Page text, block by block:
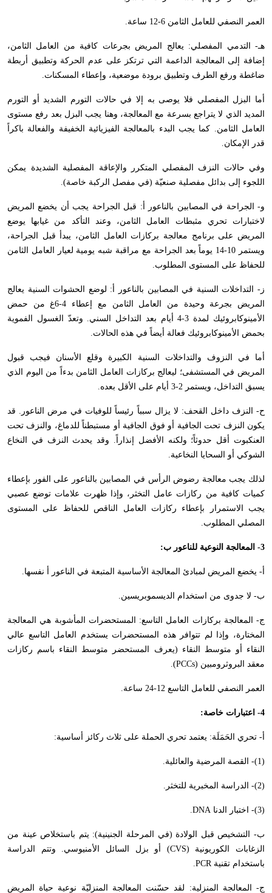
العمر النصفي للعامل الثامن 6-12 ساعة.
هـ- التدمي المفصلي: يعالج المريض بجرعات كافية من العامل الثامن،
إضافة إلى المعالجة الداعمة التي ترتكز على عدم الحركة وتطبيق أربطة
ضاغطة ورفع الطرف وتطبيق برودة موضعية، وإعطاء المسكنات.
أما البزل المفصلي فلا يوصى به إلا في حالات التورم الشديد أو التورم
المديد الذي لا يتراجع بسرعة مع المعالجة، وهنا يجب البزل بعد رفع مستوى
العامل الثامن. كما يجب البدء بالمعالجة الفيزيائية الخفيفة والفعالة باكراً
قدر الإمكان.
وفي حالات النزف المفصلي المتكرر والإعاقة المفصلية الشديدة يمكن
اللجوء إلى بدائل مفصلية صنعيّة (في مفصل الركبة خاصة).
و- الجراحة في المصابين بالناعور أ: قبل الجراحة يجب أن يخضع المريض
لاختبارات تحري مثبطات العامل الثامن، وعند التأكد من غيابها يوضع
المريض على برنامج معالجة بركازات العامل الثامن، يبدأ قبل الجراحة،
ويستمر 10-14 يوماً بعد الجراحة مع مراقبة شبه يومية لعيار العامل الثامن
للحفاظ على المستوى المطلوب.
ز- التداخلات السنية في المصابين بالناعور أ: لوضع الحشوات السنية يعالج
المريض بجرعة وحيدة من العامل الثامن مع إعطاء 4-6غ من حمض
الأمينوكابروئيك لمدة 3-4 أيام بعد التداخل السني. وتعدّ الغسول الفموية
بحمض الأمينوكابروئيك فعالة أيضاً في هذه الحالات.
أما في النزوف والتداخلات السنية الكبيرة وقلع الأسنان فيجب قبول
المريض في المستشفى؛ ليعالج بركازات العامل الثامن بدءاً من اليوم الذي
يسبق التداخل، ويستمر 2-3 أيام على الأقل بعده.
ح- النزف داخل القحف: لا يزال سبباً رئيساً للوفيات في مرض الناعور. قد
يكون النزف تحت الجافية أو فوق الجافية أو مستبطناً للدماغ، والنزف تحت
العنكبوت أقل حدوثاً؛ ولكنه الأفضل إنذاراً. وقد يحدث النزف في النخاع
الشوكي أو السحايا النخاعية.
لذلك يجب معالجة رضوض الرأس في المصابين بالناعور على الفور بإعطاء
كميات كافية من ركازات عامل التخثر، وإذا ظهرت علامات توضع عصبي
يجب الاستمرار بإعطاء ركازات العامل الناقص للحفاظ على المستوى
المصلي المطلوب.
3- المعالجة النوعية للناعور ب:
أ- يخضع المريض لمبادئ المعالجة الأساسية المتبعة في الناعور أ نفسها.
ب- لا جدوى من استخدام الديسموبريسين.
ج- المعالجة بركازات العامل التاسع: المستحضرات المأشوبة هي المعالجة
المختارة، وإذا لم تتوافر هذه المستحضرات يستخدم العامل التاسع عالي
النقاء أو متوسط النقاء (يعرف المستحضر متوسط النقاء باسم ركازات
معقد البروثرومبين (PCCs
).
العمر النصفي للعامل التاسع 12-24 ساعة.
4- اعتبارات خاصة:
أ- تحري الحَمَلَة: يعتمد تحري الحملة على ثلاث ركائز أساسية:
(1)- القصة المرضية والعائلية.
(2)- الدراسة المخبرية للتخثر.
(3)- اختبار الدنا DNA
.
ب- التشخيص قبل الولادة (في المرحلة الجنينية): يتم باستخلاص عينة من
الزغابات الكوريونية (CVS) أو بزل السائل الأمنيوسي. وتتم الدراسة
باستخدام تقنيةPCR
.
ج- المعالجة المنزلية: لقد حسّنت المعالجة المنزليّة نوعية حياة المريض